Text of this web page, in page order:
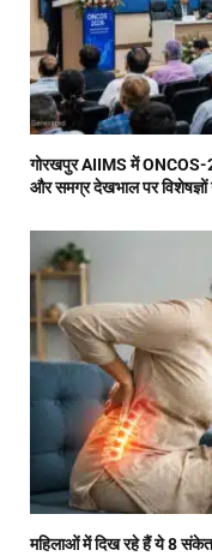
गोरखपुर AIIMS में ONCOS-
और समग्र देखभाल पर
महिलाओं में दिख रहे हैं ये 8